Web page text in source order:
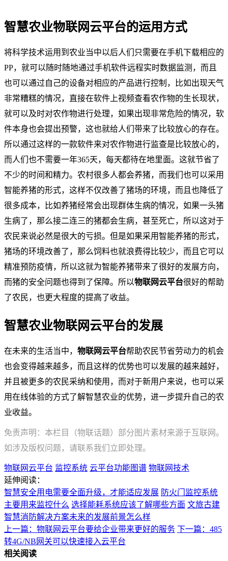
智慧农业物联网云平台的运用方式
将科学技术运用到农业当中以后人们只需要在手机下载相应的
PP，就可以随时随地通过手机软件远程实时数据监测，而且
也可以通过自己的设备对相应的产品进行控制，比如出现天气
非常糟糕的情况，直接在软件上视频查看农作物的生长现状，
就可以及时对农作物进行处理，如果出现非常危险的情况，软
件本身也会提出预警，这也就给人们带来了比较放心的存在。
所以通过这样的一款软件来对农作物进行监查是比较放心的，
而人们也不需要一年365天，每天都待在地里面。这就节省了
不少的时间和精力。农村很多人都会养猪，而我们也可以采用
智能养猪的形式，这样不仅改善了猪场的环境，而且也降低了
很多成本，比如养猪经常会出现群体生病的情况，如果一头猪
生病了，那么接二连三的猪都会生病，甚至死亡，所以这对于
农民来说必然是很大的亏损。但是如果采用智能养猪的形式，
猪场的环境改善了，那么饲料也就浪费得比较少，而且它可以
精准预防疫情，所以这就为智能养猪带来了很好的发展方向，
而猪的安全问题也得到了保障。所以物联网云平台很好的帮助
了农民，也更大程度的提高了收益。
智慧农业物联网云平台的发展
在未来的生活当中， 物联网云平台帮助农民节省劳动力的机会
也会变得越来越多，而且这样的优势也可以发展的越来越好，
并且被更多的农民采纳和使用，而对于新用户来说，也可以采
用在线体验的方式了解智慧农业的优势，进一步提升自己的农
业收益。
免责声明：本栏目（物联话题）部分图片素材来源于互联网。
如涉及版权问题，请联系我们立即处理。
物联网云平台 监控系统 云平台功能图谱 物联网技术
延伸阅读：
智慧安全用电需要全面升级，才能适应发展 防火门监控系统
主要用来监控什么 选择能耗系统应该了解哪些方面 文旅古建
智慧消防解决方案未来的发展前景怎么样
上一篇：物联网云平台要给企业带来更好的服务 下一篇：485
转4G/NB网关可以快速接入云平台
相关阅读